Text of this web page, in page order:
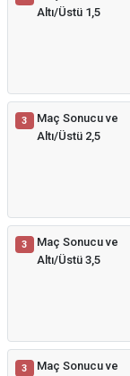
Altı/Üstü 1,5
3
Maç Sonucu ve
Altı/Üstü 2,5
3
Maç Sonucu ve
Altı/Üstü 3,5
3
Maç Sonucu ve